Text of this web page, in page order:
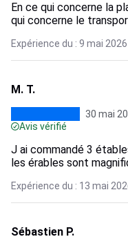
En ce qui concerne la
qui concerne le
Expérience du : 9 mai 2026
M. T.
30 mai
Avis vérifié
J ai commandé 3
les érables sont
Expérience du : 13 mai
Sébastien P.